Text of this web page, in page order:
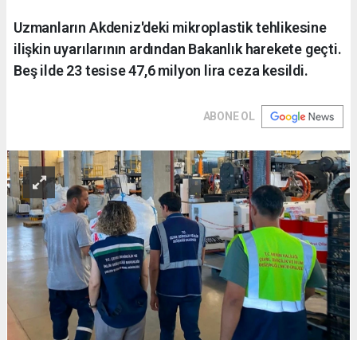
Uzmanların Akdeniz'deki mikroplastik tehlikesine
ilişkin uyarılarının ardından Bakanlık harekete geçti.
Beş ilde 23 tesise 47,6 milyon lira ceza kesildi.
ABONE OL